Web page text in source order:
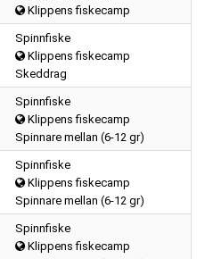
Klippens fiskecamp
Spinnfiske
Klippens fiskecamp
Skeddrag
Spinnfiske
Klippens fiskecamp
Spinnare mellan (6-12 gr)
Spinnfiske
Klippens fiskecamp
Spinnare mellan (6-12 gr)
Spinnfiske
Klippens fiskecamp